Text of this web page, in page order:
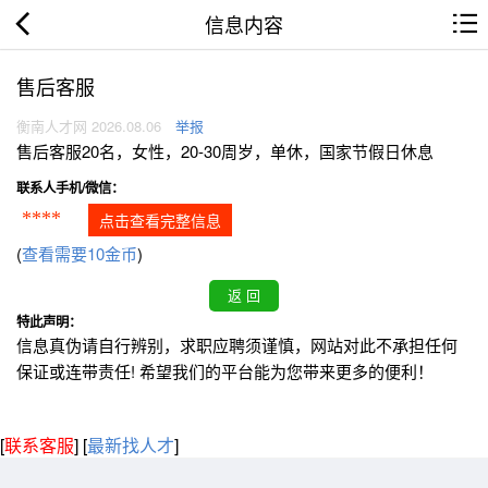
信息内容
售后客服
衡南人才网 2026.08.06 举报
售后客服20名，女性，20-30周岁，单休，国家节假日休息
联系人手机/微信：
**** 点击查看完整信息
(查看需要10金币)
特此声明：
信息真伪请自行辨别，求职应聘须谨慎，网站对此不承担任何
保证或连带责任! 希望我们的平台能为您带来更多的便利！
[联系客服] [最新找人才]